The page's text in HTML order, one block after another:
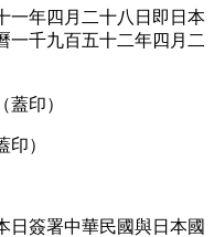
年四月二十八日即日本
一千九百五十二年四月二
印）
）
簽署中華民國與日本國